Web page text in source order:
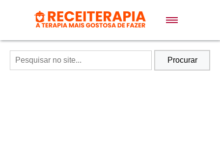
Doces e Sobremesas
Air Fryer
Procurar